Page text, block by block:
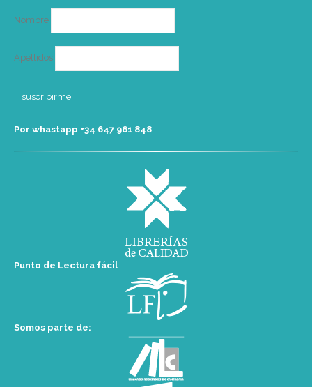
Nombre
Apellidos
Por whastapp +34 ‭647 961 848‬
Punto de Lectura fácil
Somos parte de: